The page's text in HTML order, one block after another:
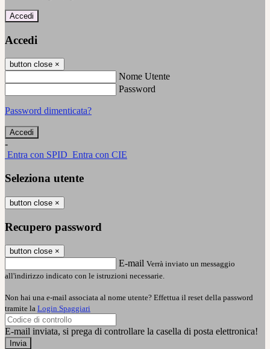
Accedi
Accedi
button close ×
Nome Utente
Password
Password dimenticata?
-
Entra con SPID Entra con CIE
Seleziona utente
button close ×
Recupero password
button close ×
E-mail Verrà inviato un messaggio
all'indirizzo indicato con le istruzioni necessarie.
Non hai una e-mail associata al nome utente? Effettua il reset della password
tramite la Login Spaggiari
E-mail inviata, si prega di controllare la casella di posta elettronica!